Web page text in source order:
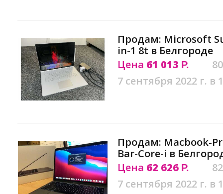
Продам: Microsoft
in-1 8t в Белгороде
Цена 61 013 Р.
7 сентября 2022 г. в
Продам: Macbook-
Bar-Core-i в
Цена 62 626 Р.
7 сентября 2022 г. в